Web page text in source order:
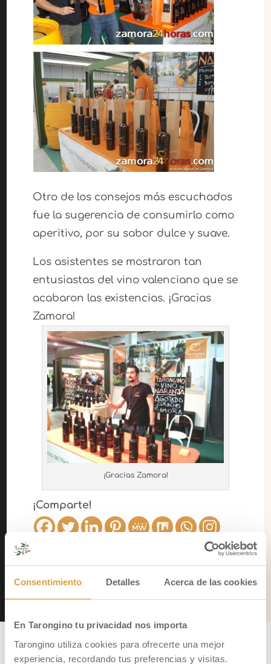
Consentimiento Detalles Acerca de las cookies
En Tarongino tu privacidad nos importa
Tarongino utiliza cookies para ofrecerte una mejor
experiencia, recordando tus preferencias y visitas.
Otro de los consejos más escuchados
fue la sugerencia de consumirlo como
aperitivo, por su sabor dulce y suave.
Los asistentes se mostraron tan
entusiastas del vino valenciano que se
acabaron las existencias. ¡Gracias
Zamora!
¡Gracias Zamora!
¡Comparte!
←Publicación Anterior Siguiente Publicación→